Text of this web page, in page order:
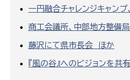
一円融合チャレンジキャン
商工会議所、中部地方整備
藤沢にて県市長会 ほか
『風の谷』へのビジョンを共